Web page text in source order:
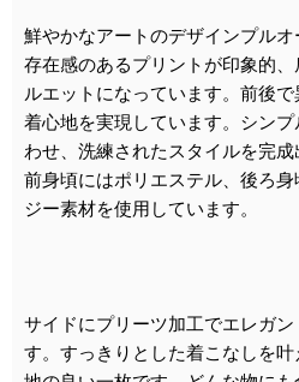
鮮やかなアートのデザインプルオ
存在感のあるプリントが印象的
ルエットになっています。前後
着心地を実現しています。シン
わせ、洗練されたスタイルを完
前身頃にはポリエステル、後ろ
ジー素材を使用しています。
サイドにプリーツ加工でエレガ
す。すっきりとした着こなしを